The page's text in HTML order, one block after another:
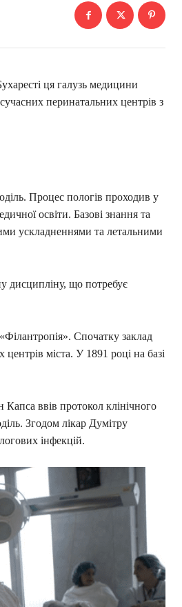
ця галузь медицини
перинатальних центрів з
Процес пологів проходив у
освіти. Базові знання та
ускладненнями та летальними
дисципліну, що потребує
Спочатку заклад
міста. У 1891 році на базі
ввів протокол клінічного
Згодом лікар Думітру
інфекцій.